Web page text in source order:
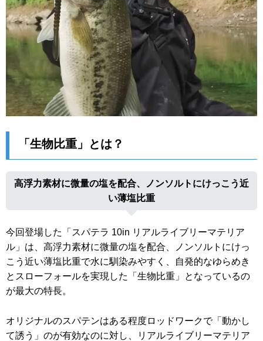
「生物比重」とは？
高浮力素材に微量の塩を配合、ノンソルトにけっこう近
い薄塩比重
今回登場した「スパテラ 10in リアルライブリーマテリア
ル」は、高浮力素材に微量の塩を配合、ノンソルトにけっ
こう近い薄塩比重で水に馴染みやすく、自発的なゆらめき
とスローフォールを実現した「生物比重」となっているの
が最大の特長。
オリジナルのスパテンはある程度ロッドワークで「動かし
て誘う」のが有効なのに対し、リアルライブリーマテリア